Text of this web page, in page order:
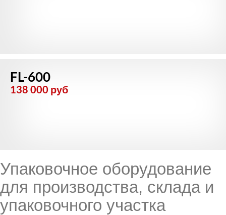
FL-600
138 000 руб
Упаковочное оборудование
для производства, склада и
упаковочного участка